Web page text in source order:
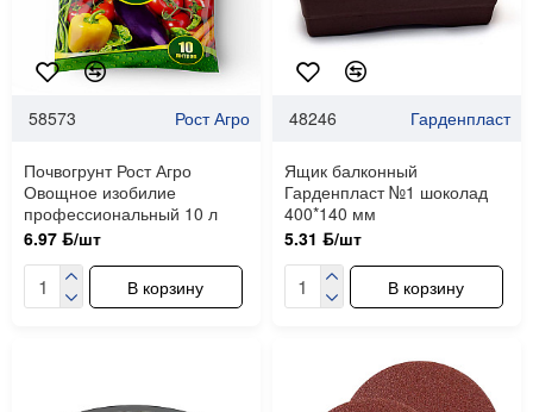
58573 Рост Агро
Почвогрунт Рост Агро
Овощное изобилие
профессиональный 10 л
6.97 ƃ/шт
В корзину
48246 Гарденпласт
Ящик балконный
Гарденпласт №1 шоколад
400*140 мм
5.31 ƃ/шт
В корзину